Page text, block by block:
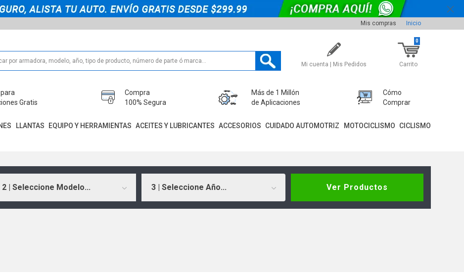
Mis compras Inicio
Mi cuenta | Mis Pedidos Carrito
0
Gratis
Compra
100% Segura
Más de 1 Millón
de Aplicaciones
Cómo
Comprar
LLANTAS EQUIPO Y HERRAMIENTAS ACEITES Y LUBRICANTES ACCESORIOS CUIDADO AUTOMOTRIZ MOTOCICLISMO CICLISMO
2 | Seleccione Modelo... 3 | Seleccione Año... Ver Productos